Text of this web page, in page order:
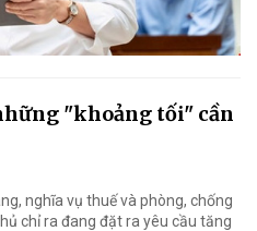
"khoảng tối" cần
nghĩa vụ thuế và phòng, chống
chỉ ra đang đặt ra yêu cầu tăng